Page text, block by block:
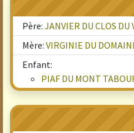
Père: JANVIER DU CLOS DU
Mère: VIRGINIE DU
Enfant:
PIAF DU MONT